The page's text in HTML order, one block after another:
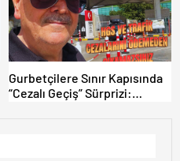
Gurbetçilere Sınır Kapısında
“Cezalı Geçiş” Sürprizi: